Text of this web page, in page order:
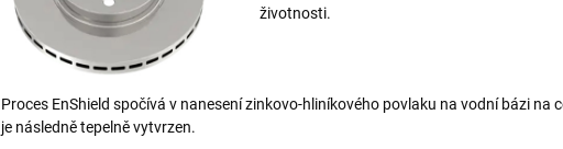
životnosti.
Proces EnShield spočívá v nanesení zinkovo-hliníkového povlaku na vodní bázi na
je následně tepelně vytvrzen.